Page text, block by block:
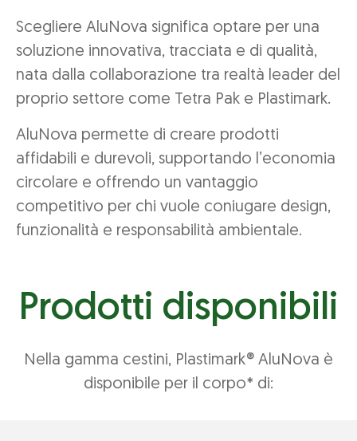
Scegliere AluNova significa optare per una
soluzione innovativa, tracciata e di qualità,
nata dalla collaborazione tra realtà leader del
proprio settore come Tetra Pak e Plastimark.
AluNova permette di creare prodotti
affidabili e durevoli, supportando l’economia
circolare e offrendo un vantaggio
competitivo per chi vuole coniugare design,
funzionalità e responsabilità ambientale.
Prodotti disponibili
Nella gamma cestini, Plastimark® AluNova è
disponibile per il corpo* di: